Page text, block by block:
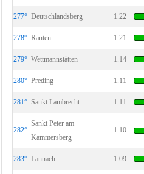
277° Deutschlandsberg 1.22
278° Ranten 1.21
279° Wettmannstätten 1.14
280° Preding 1.11
281° Sankt Lambrecht 1.11
282°
Sankt Peter am
Kammersberg
1.10
283° Lannach 1.09